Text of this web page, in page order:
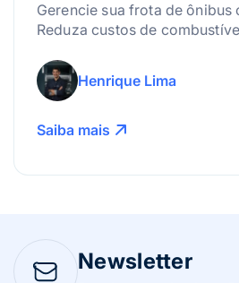
Gerencie sua frota de ônibus
Reduza custos de
mais!
Henrique Lima
Saiba mais
Newsletter